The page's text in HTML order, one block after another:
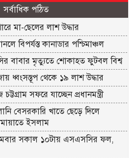
সর্বাধিক পঠিত
মা-ছেলের লাশ উদ্ধার
বিপর্যস্ত কানাডার পশ্চিমাঞ্চল
বাবার মৃত্যুতে শোকাহত ফুটবল বিশ্ব
ধ্বংসস্তূপ থেকে ১৯ লাশ উদ্ধার
সফরে যাচ্ছেন প্রধানমন্ত্রী
বেসরকারি খাতে ছেড়ে দিলে
ইসলাম
সকাল ১০টায় এসএসসির ফল,